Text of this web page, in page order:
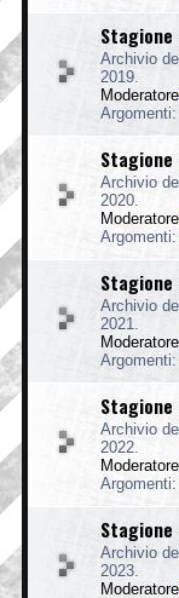
Archivio
2019.
Argomenti:
Archivio
2020.
Argomenti:
Archivio
2021.
Argomenti:
Archivio
2022.
Argomenti:
Archivio
2023.